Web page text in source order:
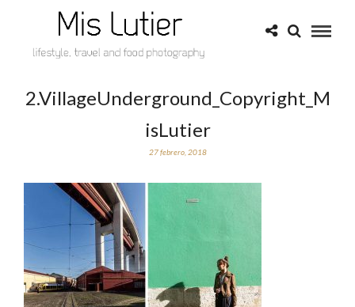
2.VillageUnderground_Copyright_M
isLutier
27 febrero, 2018